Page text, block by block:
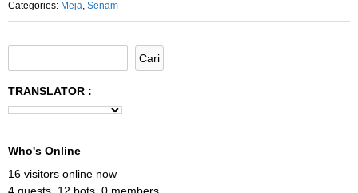
Categories: Meja Senam
TRANSLATOR :
Who's Online
16 visitors online now
4 guests, 12 bots, 0 members